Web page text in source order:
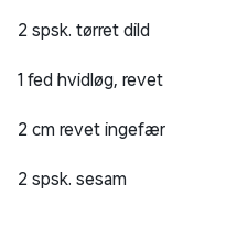
2 spsk. tørret dild
1 fed hvidløg, revet
2 cm revet ingefær
2 spsk. sesam